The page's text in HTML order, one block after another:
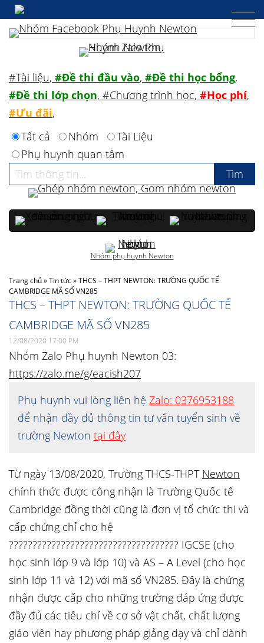
Trang chủ»Tin tức»THCS – THPT NEWTON: TRƯỜNG QUỐC TẾ
CAMBRIDGE MÃ SỐ VN285
THCS – THPT NEWTON: TRƯỜNG QUỐC TẾ
CAMBRIDGE MÃ SỐ VN285
12/08/2020 17:00 PM
Nhóm Zalo Phụ huynh Newton 03:
https://zalo.me/g/eacish207
Phụ huynh vui lòng liên hệ Zalo: 0376953188
để nhận đầy đủ thông tin tư vấn tuyển sinh về
trường Newton tại đây
Từ ngày 13/08/2020, Trường THCS-THPT Newton
chính thức được công nhận là Trường Quốc tế
Cambridge đồng thời cũng là đơn vị tổ chức thi và
cấp chứng chỉ cho hệ
???????????????????????????????????? IGCSE (cho
học sinh lớp 9 và lớp 10) và AS – A Level (cho học
sinh lớp 11 và 12) với mã số VN285. Đây là chứng
nhận được cấp cho những trường đáp ứng được
đầy đủ các tiêu chí về cơ sở vật chất, chất lượng
giáo viên hay phương pháp giảng dạy và chỉ dành
#Tài liệu, #Đề thi đầu vào, #Đề thi học bổng,
#Đề thi lớp chọn, #Chương trình học, #Học phí,
#Ưu đãi,
Tất cả
Nhóm
Tài Liệu
Phụ huynh quan tâm
Nhóm phụ huynh Newton